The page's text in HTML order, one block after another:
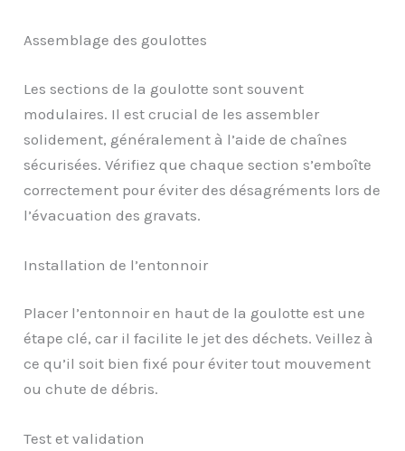
Assemblage des goulottes
Les sections de la goulotte sont souvent
modulaires. Il est crucial de les assembler
solidement, généralement à l’aide de chaînes
sécurisées. Vérifiez que chaque section s’emboîte
correctement pour éviter des désagréments lors de
l’évacuation des gravats.
Installation de l’entonnoir
Placer l’entonnoir en haut de la goulotte est une
étape clé, car il facilite le jet des déchets. Veillez à
ce qu’il soit bien fixé pour éviter tout mouvement
ou chute de débris.
Test et validation